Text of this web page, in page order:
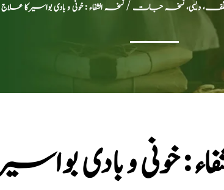
مختلف، دیسی، نسخہ جات / نسخہ الشفاء : خونی و بادی بواسیرکا علاج
: خونی و بادی